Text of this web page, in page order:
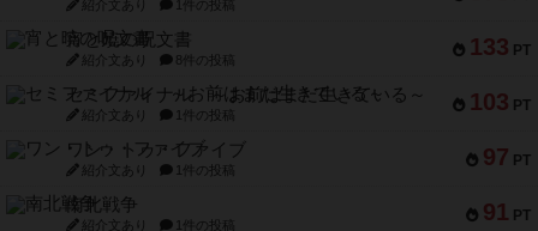
紹介文あり 1件の投稿
133 PT
宵と暁の呪文書
紹介文あり 8件の投稿
103 PT
セミファイナル ～お前はまだ生きている～
紹介文あり 1件の投稿
97 PT
ワン・トゥ・ファイブ
紹介文あり 1件の投稿
91 PT
南北戦争
紹介文あり 1件の投稿